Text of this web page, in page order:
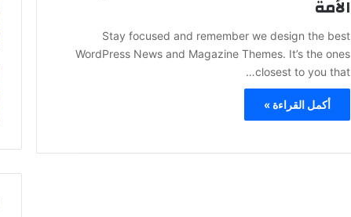
الأمة
Stay focused and remember we design the best
WordPress News and Magazine Themes. It’s the ones
closest to you that…
أكمل القراءة »